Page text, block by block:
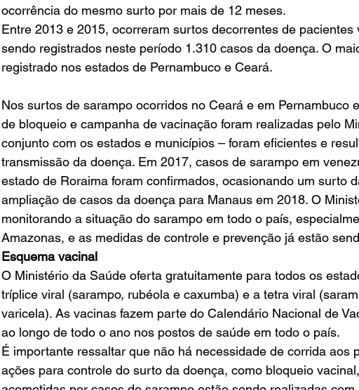
ocorrência do mesmo surto por mais de 12 meses.
Entre 2013 e 2015, ocorreram surtos decorrentes de pacientes
sendo registrados neste período 1.310 casos da doença. O
registrado nos estados de Pernambuco e Ceará.
Nos surtos de sarampo ocorridos no Ceará e em Pernambuco
de bloqueio e campanha de vacinação foram realizadas pelo
conjunto com os estados e municípios – foram eficientes e
transmissão da doença. Em 2017, casos de sarampo em
estado de Roraima foram confirmados, ocasionando um surto
ampliação de casos da doença para Manaus em 2018. O
monitorando a situação do sarampo em todo o país,
Amazonas, e as medidas de controle e prevenção já estão
Esquema vacinal
O Ministério da Saúde oferta gratuitamente para todos os
tríplice viral (sarampo, rubéola e caxumba) e a tetra viral
varicela). As vacinas fazem parte do Calendário Nacional de
ao longo de todo o ano nos postos de saúde em todo o país.
É importante ressaltar que não há necessidade de corrida aos
ações para controle do surto da doença, como bloqueio